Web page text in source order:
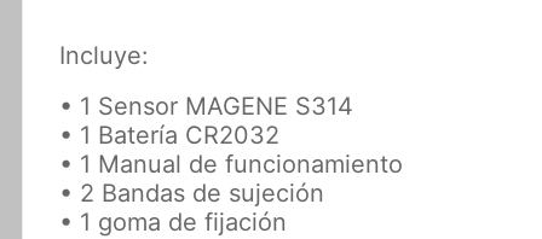
Incluye:
• 1 Sensor MAGENE S314
• 1 Batería CR2032
• 1 Manual de funcionamiento
• 2 Bandas de sujeción
• 1 goma de fijación